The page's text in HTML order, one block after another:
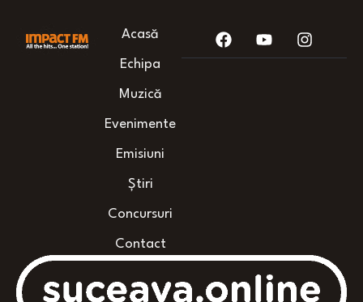
Acasă
Echipa
Muzică
Evenimente
Emisiuni
Știri
Concursuri
Contact